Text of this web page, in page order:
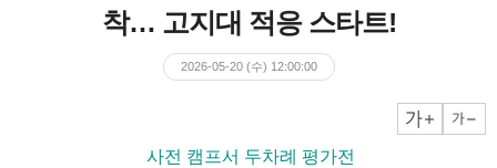
착… 고지대 적응 스타트!
2026-05-20 (수) 12:00:00
▶ 사전 캠프서 두차례 평가전